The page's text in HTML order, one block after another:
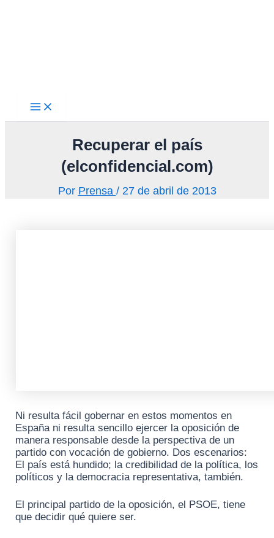
Recuperar el país
(elconfidencial.com)
Por Prensa / 27 de abril de 2013
Ni resulta fácil gobernar en estos momentos en
España ni resulta sencillo ejercer la oposición de
manera responsable desde la perspectiva de un
partido con vocación de gobierno. Dos escenarios:
El país está hundido; la credibilidad de la política, los
políticos y la democracia representativa, también.
El principal partido de la oposición, el PSOE, tiene
que decidir qué quiere ser.